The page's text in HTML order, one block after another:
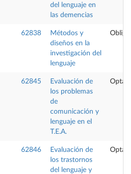
del lenguaje en
las demencias
62838
Métodos y
diseños en la
investigación del
lenguaje
62845
Evaluación de
los problemas
de
comunicación y
lenguaje en el
T.E.A.
62846
Evaluación de
los trastornos
del lenguaje y